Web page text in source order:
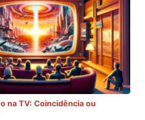
na TV: Coincidência ou